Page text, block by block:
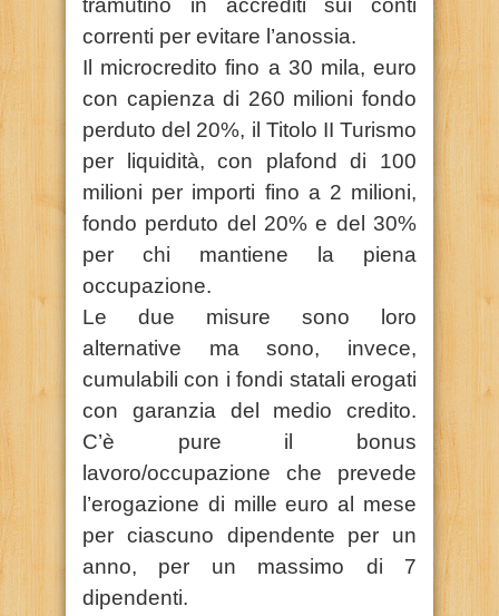
tramutino in accrediti sui conti
correnti per evitare l’anossia.
Il microcredito fino a 30 mila, euro
con capienza di 260 milioni fondo
perduto del 20%, il Titolo II Turismo
per liquidità, con plafond di 100
milioni per importi fino a 2 milioni,
fondo perduto del 20% e del 30%
per chi mantiene la piena
occupazione.
Le due misure sono loro
alternative ma sono, invece,
cumulabili con i fondi statali erogati
con garanzia del medio credito.
C’è pure il bonus
lavoro/occupazione che prevede
l’erogazione di mille euro al mese
per ciascuno dipendente per un
anno, per un massimo di 7
dipendenti.